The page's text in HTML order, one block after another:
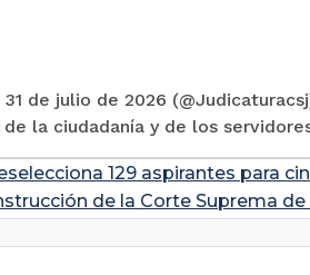
31 de julio de 2026
la ciudadanía y de los
129 aspirantes para
de la Corte Suprema de